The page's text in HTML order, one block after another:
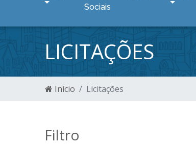
Sociais
LICITAÇÕES
Início Licitações
Filtro